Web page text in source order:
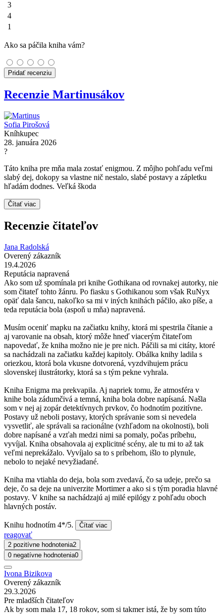
3
4
1
Ako sa páčila kniha vám?
Pridať recenziu
Recenzie Martinusákov
Sofia Pirošová
Kníhkupec
28. januára 2026
?
Táto kniha pre mňa mala zostať enigmou. Z môjho pohľadu veľmi
slabý dej, dokopy sa vlastne nič nestalo, slabé postavy a zápletku
hľadám dodnes. Veľká škoda
Čítať viac
Recenzie čitateľov
Jana Radolská
Overený zákazník
19.4.2026
Reputácia napravená
Ako som už spomínala pri knihe Gothikana od rovnakej autorky, nie
som čitateľ tohto žánru. Po fiasku s Gothikanou som však RuNyx
opäť dala šancu, nakoľko sa mi v iných knihách páčilo, ako píše, a
teda reputácia bola (aspoň u mňa) napravená.
Musím oceniť mapku na začiatku knihy, ktorá mi spestrila čítanie a
aj varovanie na obsah, ktorý môže hneď viacerým čitateľom
napovedať, že kniha možno nie je pre nich. Páčili sa mi citáty, ktoré
sa nachádzali na začiatku každej kapitoly. Obálka knihy ladila s
oriezkou, ktorá bola vkusne dotvorená, vyzdvihujem prácu
slovenskej ilustrátorky, ktorá sa s tým pekne vyhrala.
Kniha Enigma ma prekvapila. Aj napriek tomu, že atmosféra v
knihe bola zádumčivá a temná, kniha bola dobre napísaná. Našla
som v nej aj zopár detektívnych prvkov, čo hodnotím pozitívne.
Postavy už neboli postavy, ktorých správanie som si nevedela
vysvetliť, ale správali sa racionálne (vzhľadom na okolnosti), boli
dobre napísané a vzťah medzi nimi sa pomaly, počas príbehu,
vyvíjal. Kniha obsahovala aj explicitné scény, ale tu mi to až tak
veľmi neprekážalo. Vyvíjalo sa to s príbehom, išlo to plynule,
nebolo to nejaké nevyžiadané.
Kniha ma vtiahla do deja, bola som zvedavá, čo sa udeje, prečo sa
deje, čo sa deje na univerzite Mortimer a ako si s tým poradia hlavné
postavy. V knihe sa nachádzajú aj milé epilógy z pohľadu oboch
hlavných postáv.
Knihu hodnotím 4*/5. Čítať viac
reagovať
2 pozitívne hodnotenia2
0 negatívne hodnotenia0
Ivona Bizikova
Overený zákazník
29.3.2026
Pre mladších čitateľov
Ak by som mala 17, 18 rokov, som si takmer istá, že by som túto